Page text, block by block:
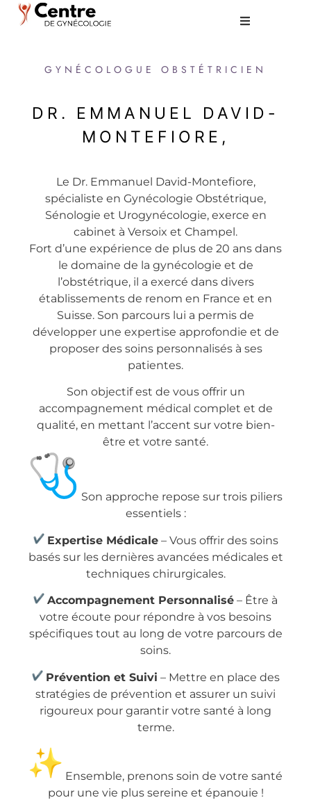
GYNÉCOLOGUE OBSTÉTRICIEN
DR. EMMANUEL DAVID-
MONTEFIORE,
Le Dr. Emmanuel David-Montefiore,
spécialiste en Gynécologie Obstétrique,
Sénologie et Urogynécologie, exerce en
cabinet à Versoix et Champel.
Fort d’une expérience de plus de 20 ans dans
le domaine de la gynécologie et de
l’obstétrique, il a exercé dans divers
établissements de renom en France et en
Suisse. Son parcours lui a permis de
développer une expertise approfondie et de
proposer des soins personnalisés à ses
patientes.
Son objectif est de vous offrir un
accompagnement médical complet et de
qualité, en mettant l’accent sur votre bien-
être et votre santé.
Son approche repose sur trois piliers
essentiels :
Expertise Médicale– Vous offrir des soins
basés sur les dernières avancées médicales et
techniques chirurgicales.
Accompagnement Personnalisé – Être à
votre écoute pour répondre à vos besoins
spécifiques tout au long de votre parcours de
soins.
Prévention et Suivi – Mettre en place des
stratégies de prévention et assurer un suivi
rigoureux pour garantir votre santé à long
terme.
Ensemble, prenons soin de votre santé
pour une vie plus sereine et épanouie !